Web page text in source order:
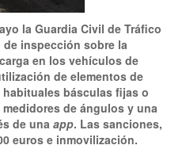
la Guardia Civil de Tráfico
inspección sobre la
en los vehículos de
de elementos de
básculas fijas o
de ángulos y una
de una app. Las sanciones,
euros e inmovilización.